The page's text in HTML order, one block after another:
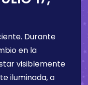
. Durante
en la
visiblemente
iluminada, a